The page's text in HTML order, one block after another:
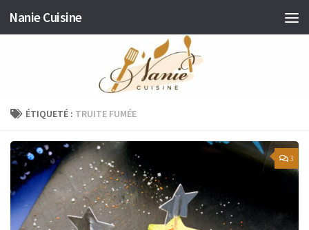
Skip to content
Nanie Cuisine
ÉTIQUETÉ : TRUITE FUMÉE
3